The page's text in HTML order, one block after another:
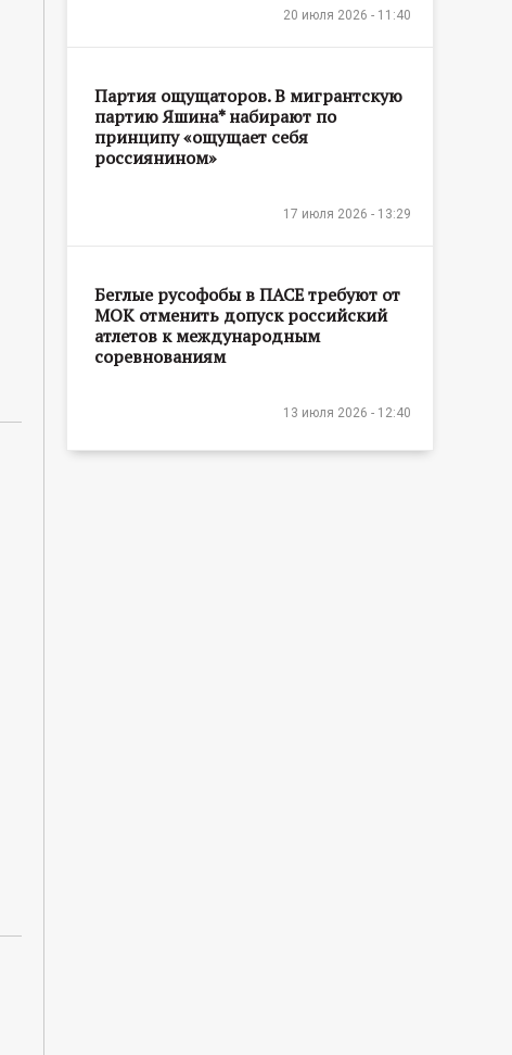
20 июля 2026 - 11:40
Партия ощущаторов. В мигрантскую
партию Яшина* набирают по
принципу «ощущает себя
россиянином»
17 июля 2026 - 13:29
Беглые русофобы в ПАСЕ требуют от
МОК отменить допуск российский
атлетов к международным
соревнованиям
13 июля 2026 - 12:40